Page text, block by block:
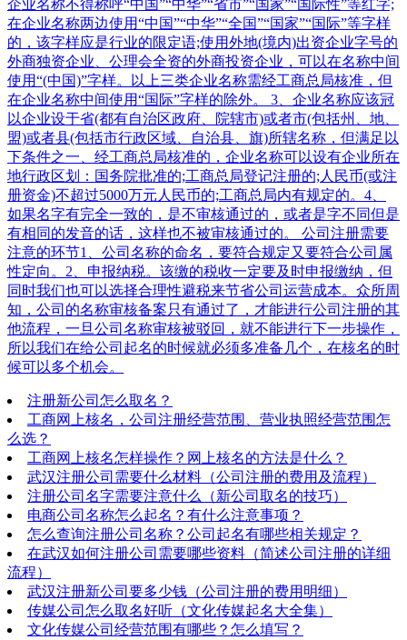
企业名称不得称呼“中国”“中华”“省市”“国家”“国际性”等红字;
在企业名称两边使用“中国”“中华”“全国”“国家”“国际”等字样
的，该字样应是行业的限定语;使用外地(境内)出资企业字号的
外商独资企业、公理会全资的外商投资企业，可以在名称中间
使用“(中国)”字样。以上三类企业名称需经工商总局核准，但
在企业名称中间使用“国际”字样的除外。 3、企业名称应该冠
以企业设于省(都有自治区政府、院辖市)或者市(包括州、地、
盟)或者县(包括市行政区域、自治县、旗)所辖名称，但满足以
下条件之一、经工商总局核准的，企业名称可以设有企业所在
地行政区划：国务院批准的;工商总局登记注册的;人民币(或注
册资金)不超过5000万元人民币的;工商总局内有规定的。4、
如果名字有完全一致的，是不审核通过的，或者是字不同但是
有相同的发音的话，这样也不被审核通过的。 公司注册需要
注意的环节1、公司名称的命名，要符合规定又要符合公司属
性定向。2、申报纳税。该缴的税收一定要及时申报缴纳，但
同时我们也可以选择合理性避税来节省公司运营成本。众所周
知，公司的名称审核备案只有通过了，才能进行公司注册的其
他流程，一旦公司名称审核被驳回，就不能进行下一步操作，
所以我们在给公司起名的时候就必须多准备几个，在核名的时
候可以多个机会。
注册新公司怎么取名？
工商网上核名，公司注册经营范围、营业执照经营范围怎
么选？
工商网上核名怎样操作？网上核名的方法是什么？
武汉注册公司需要什么材料（公司注册的费用及流程）
注册公司名字需要注意什么（新公司取名的技巧）
电商公司名称怎么起名？有什么注意事项？
怎么查询注册公司名称？公司起名有哪些相关规定？
在武汉如何注册公司需要哪些资料（简述公司注册的详细
流程）
武汉注册新公司要多少钱（公司注册的费用明细）
传媒公司怎么取名好听（文化传媒起名大全集）
文化传媒公司经营范围有哪些？怎么填写？